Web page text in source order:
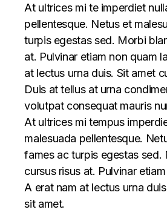
At ultrices mi te imperdiet
pellentesque. Netus et
turpis egestas sed. Morbi
at. Pulvinar etiam non quam
at lectus urna duis. Sit amet
Duis at tellus at urna
volutpat consequat mauris
At ultrices mi tempus
malesuada pellentesque.
fames ac turpis egestas sed.
cursus risus at. Pulvinar
A erat nam at lectus urna
sit amet.